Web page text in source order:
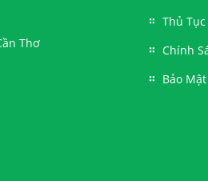
Thơ
Thủ
Chính
Bảo